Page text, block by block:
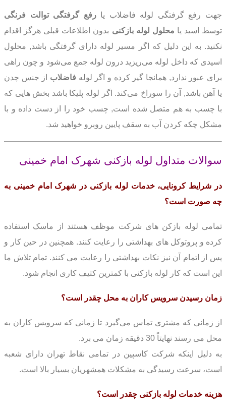
جهت رفع گرفتگی لوله فاضلاب یارفع گرفتگی توالت فرنگی
توسط اسید یا محلول لوله بازکنی بدون اطلاعات قبلی هرگز اقدام
نکنید. به این دلیل که اگر مسیر لوله دارای گرفتگی باشد, محلول
اسیدی که داخل لوله می‌ریزید درون لوله جمع می‌شود و چون راهی
برای عبور ندارد, همانجا گیر کرده و اگر لوله فاضلاب از جنس چدن
یا آهن باشد, آن را سوراخ می‌کند. اگر لوله پلیکا باشد بخش هایی که
با چسب به هم متصل شده است, چسب خود را از دست داده و با
مشکل چکه کردن آب به سقف پایین روبرو خواهید شد.
سوالات متداول لوله بازکنی شهرک امام خمینی
در شرایط کرونایی، خدمات لوله بازکنی در شهرک امام خمینی به
چه صورت است؟
تمامی لوله بازکن های شرکت موظف هستند از ماسک استفاده
کرده و پروتوکل های بهداشتی را رعایت کنند. همچنین در حین کار و
پس از اتمام آن نیز نکات بهداشتی را رعایت می کنند. تمام تلاش ما
این است که کار لوله بازکنی با کمترین کثیف کاری انجام شود.
زمان رسیدن سرویس کاران به محل چقدر است؟
از زمانی که مشتری تماس می‌گیرد تا زمانی که سرویس کاران به
محل می رسند نهایتاً 30 دقیقه زمان می برد.
به دلیل اینکه شرکت کاسپین در تمامی نقاط تهران دارای شعبه
است، سرعت رسیدگی به مشکلات همشهریان بسیار بالا است.
هزینه خدمات لوله بازکنی چقدر است؟